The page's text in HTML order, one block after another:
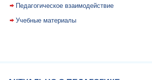
Педагогическое взаимодействие
Учебные материалы